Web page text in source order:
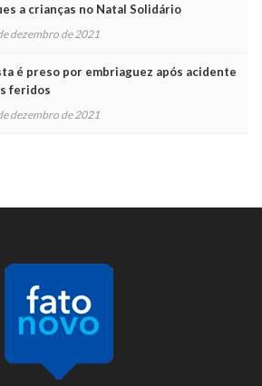
a crianças no Natal Solidário
dezembro de 2021
é preso por embriaguez após acidente
feridos
dezembro de 2021